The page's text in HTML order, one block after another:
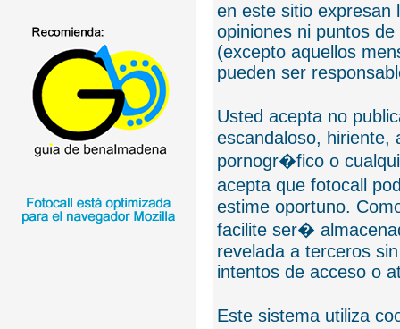
en este sitio expresan
opiniones ni puntos
(excepto aquellos
pueden ser
Usted acepta no
escandaloso, hiriente,
pornogr�fico o
acepta que fotocall
estime oportuno.
facilite ser�
revelada a terceros
intentos de acceso o
Este sistema utiliza